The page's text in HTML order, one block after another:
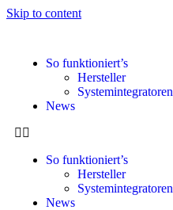
Skip to content
So funktioniert’s
Hersteller
Systemintegratoren
News
So funktioniert’s
Hersteller
Systemintegratoren
News